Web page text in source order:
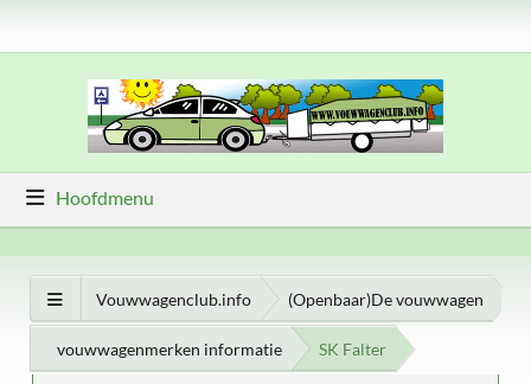
Hoofdmenu
Vouwwagenclub.info (Openbaar)De vouwwagen
vouwwagenmerken informatie SK Falter